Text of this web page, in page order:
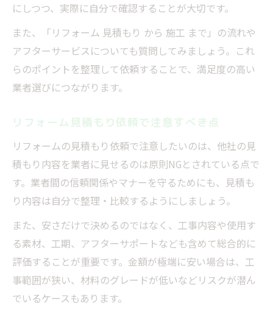
にしつつ、実際に自分で確認することが大切です。
また、「リフォーム 見積もり から 施工 まで」の流れや
アフターサービスについても質問してみましょう。これ
らのポイントを整理して依頼することで、満足度の高い
業者選びにつながります。
リフォーム見積もり依頼で注意すべき点
リフォームの見積もり依頼で注意したいのは、他社の見
積もり内容を業者に見せるのは原則NGとされている点で
す。業者間の信頼関係やマナーを守るためにも、見積も
り内容は自分で整理・比較するようにしましょう。
また、安さだけで決めるのではなく、工事内容や使用す
る素材、工期、アフターサポートなども含めて総合的に
評価することが重要です。金額が極端に安い場合は、工
事範囲が狭い、材料のグレードが低いなどリスクが潜ん
でいるケースもあります。